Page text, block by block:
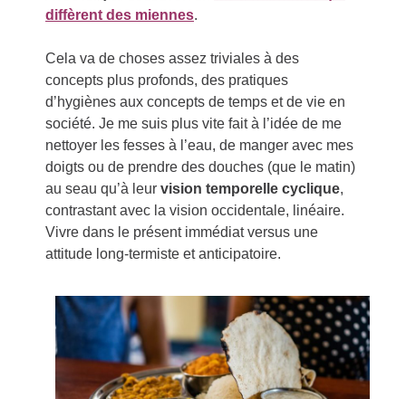
diffèrent des miennes.
Cela va de choses assez triviales à des
concepts plus profonds, des pratiques
d’hygiènes aux concepts de temps et de vie en
société. Je me suis plus vite fait à l’idée de me
nettoyer les fesses à l’eau, de manger avec mes
doigts ou de prendre des douches (que le matin)
au seau qu’à leurvision temporelle cyclique,
contrastant avec la vision occidentale, linéaire.
Vivre dans le présent immédiat versus une
attitude long-termiste et anticipatoire.